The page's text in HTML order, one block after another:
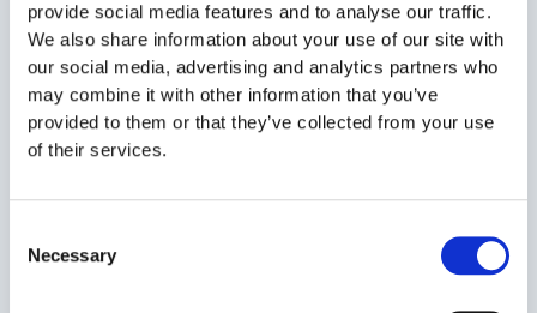
provide social media features and to analyse our traffic.
We also share information about your use of our site with
our social media, advertising and analytics partners who
may combine it with other information that you’ve
provided to them or that they’ve collected from your use
of their services.
Selection
Necessary
6. Lucrezi pe proiecte temporare sau incerte
Ai un contract pentru doar 3 luni? Un proiect-pilot care s-ar
putea opri oricand? In aceste situatii, nu are sens sa
angajezi oameni cu contract nedeterminat. Costurile si
riscurile sunt prea mari.
Cu leasingul, poti aduce oameni in echipa exact pentru
daca proiectul se extinde, contractul poate fi prelungit sau